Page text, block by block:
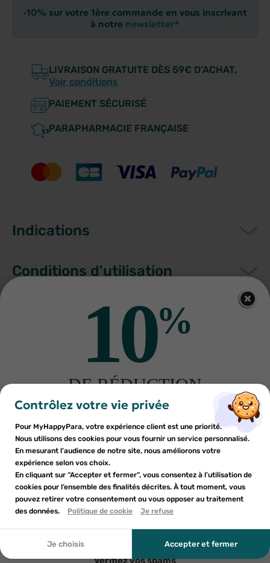
-10% sur votre 1ère commande en vous inscrivant
à notre newsletter*
LIVRAISON GRATUITE DÈS 59€ D’ACHAT.
Voir conditions
PAIEMENT SÉCURISÉ
PARAPHARMACIE FRANÇAISE
Indications
Conditions d'utilisation
Composition
Autres produits pour vous
Ajouter à ma liste d'envies ×
add_circle_outline
Créer une nouvelle liste
×
Nom de la liste d'envies
Annuler
Créer une liste d'envies
×
Vous devez être connecté pour ajouter des produits à votre
liste d'envies.
Annuler
Connexion
Contrôlez votre vie privée
Pour MyHappyPara, votre expérience client est une priorité.
Nous utilisons des cookies pour vous fournir un service personnalisé.
En mesurant l’audience de notre site, nous améliorons votre
expérience selon vos choix.
En cliquant sur “Accepter et fermer”, vous consentez à l’utilisation de
cookies pour l’ensemble des finalités décrites. À tout moment, vous
pouvez retirer votre consentement ou vous opposer au traitement
des données.
Politique de cookie Je refuse
Je choisis Accepter et fermer
10%
DE RÉDUCTION
sur votre première commande
Inscrivez-vous à notre newsletter et profitez
d'une réduction sur votre première commande*
En soumettant ce formulaire, j'accepte que les
informations saisies soient utilisées dans le cadre de
ma demande et de la relation commerciale qui peut en
découler. Vous référer à la politique de confidentialité.
Vérifiez vos spams